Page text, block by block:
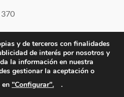
PayPal MasterCard
| Inscrita en el Registro
y de terceros con finalidades
de interés por nosotros y
la información en nuestra
gestionar la aceptación o
en "Configurar". .